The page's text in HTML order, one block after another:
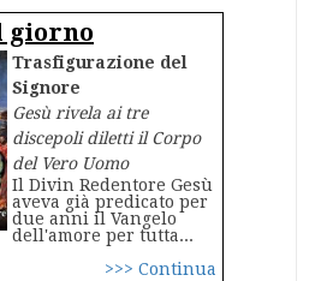
giorno
Trasfigurazione del
Signore
Gesù rivela ai tre
discepoli diletti il Corpo
del Vero Uomo
Il Divin Redentore Gesù
aveva già predicato per
due anni il Vangelo
dell'amore per tutta...
>>> Continua